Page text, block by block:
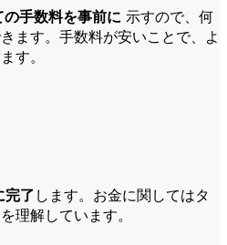
の手数料を事前に 示すので、何
ます。手数料が安いことで、よ
す。
完了 します。お金に関してはタ
理解しています。